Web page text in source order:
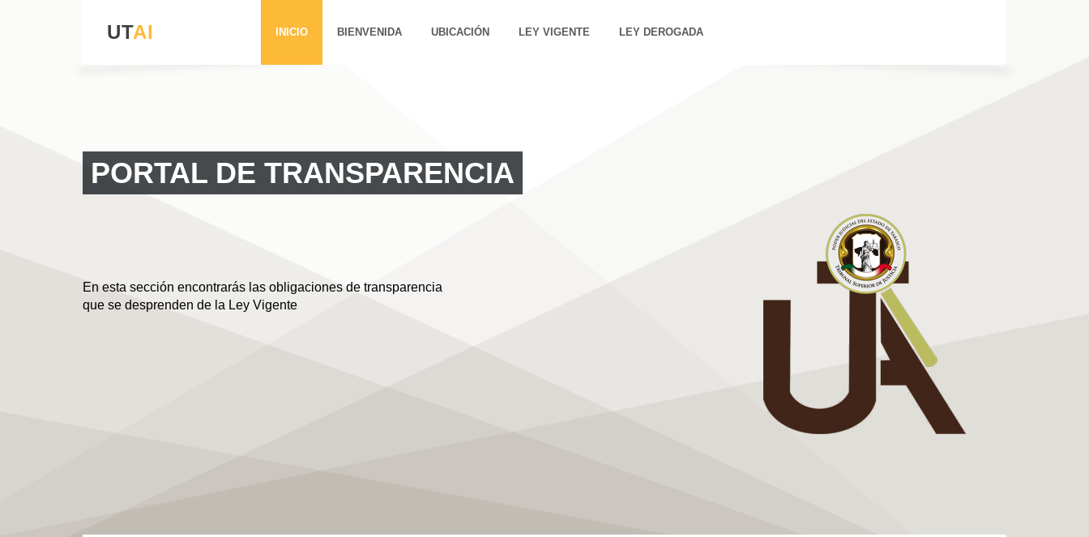
UTAI INICIO BIENVENIDA UBICACIÓN LEY VIGENTE LEY DEROGADA
PORTAL DE TRANSPARENCIA
que se desprenden de la Ley Vigente